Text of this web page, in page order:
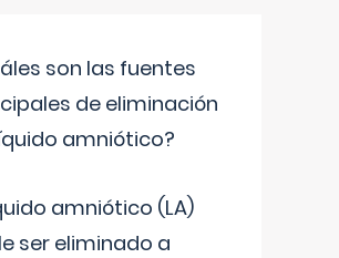
son las fuentes
de eliminación
amniótico?
amniótico (LA)
ser eliminado a